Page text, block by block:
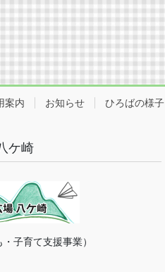
案内 お知らせ ひろばの様子
ケ崎
子育て支援事業）